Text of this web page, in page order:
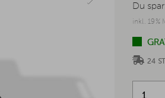
Du
inkl. 19%
24